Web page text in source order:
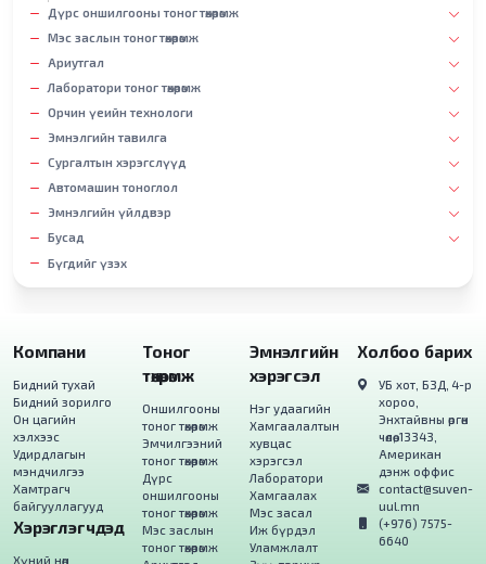
Дүрс оншилгооны тоног төхөөрөмж
Мэс заслын тоног төхөөрөмж
Ариутгал
Лаборатори тоног төхөөрөмж
Орчин үеийн технологи
Эмнэлгийн тавилга
Сургалтын хэрэгслүүд
Автомашин тоноглол
Эмнэлгийн үйлдвэр
Бусад
Бүгдийг үзэх
Компани
Бидний тухай
Бидний зорилго
Он цагийн
хэлхээс
Удирдлагын
мэндчилгээ
Хамтрагч
байгууллагууд
Хэрэглэгчдэд
Хүний нөөц
Тоног
төхөөрөмж
Оншилгооны
тоног төхөөрөмж
Эмчилгээний
тоног төхөөрөмж
Дүрс
оншилгооны
тоног төхөөрөмж
Мэс заслын
тоног төхөөрөмж
Эмнэлгийн
хэрэгсэл
Нэг удаагийн
Хамгаалалтын
хувцас
хэрэгсэл
Лаборатори
Хамгаалах
Мэс засал
Иж бүрдэл
Уламжлалт
Холбоо барих
УБ хот, БЗД, 4-р
хороо,
Энхтайвны өргөн
чөлөө, 13343,
Американ
дэнж оффис
contact@suven-
uul.mn
(+976) 7575-
6640